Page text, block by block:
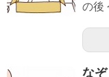
の後
な